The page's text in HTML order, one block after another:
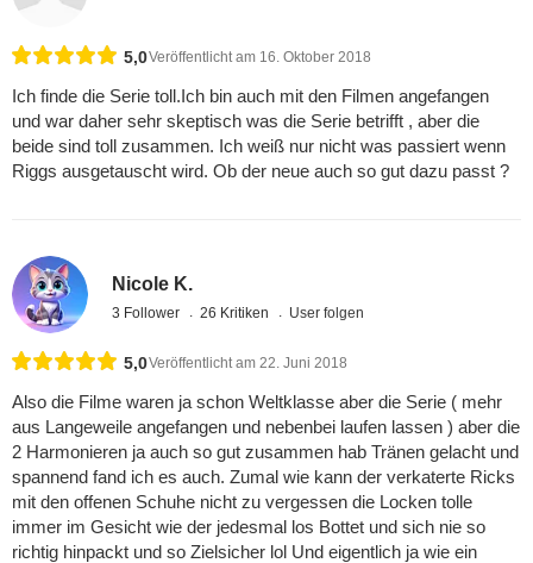
5,0Veröffentlicht am 16. Oktober 2018
Ich finde die Serie toll.Ich bin auch mit den Filmen angefangen
und war daher sehr skeptisch was die Serie betrifft , aber die
beide sind toll zusammen. Ich weiß nur nicht was passiert wenn
Riggs ausgetauscht wird. Ob der neue auch so gut dazu passt ?
Nicole K.
3 Follower 26 Kritiken User folgen
5,0Veröffentlicht am 22. Juni 2018
Also die Filme waren ja schon Weltklasse aber die Serie ( mehr
aus Langeweile angefangen und nebenbei laufen lassen ) aber die
2 Harmonieren ja auch so gut zusammen hab Tränen gelacht und
spannend fand ich es auch. Zumal wie kann der verkaterte Ricks
mit den offenen Schuhe nicht zu vergessen die Locken tolle
immer im Gesicht wie der jedesmal los Bottet und sich nie so
richtig hinpackt und so Zielsicher lol Und eigentlich ja wie ein